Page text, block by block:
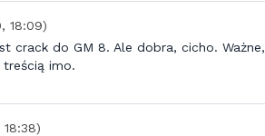
18:09)
crack do GM 8. Ale dobra, cicho.
imo.